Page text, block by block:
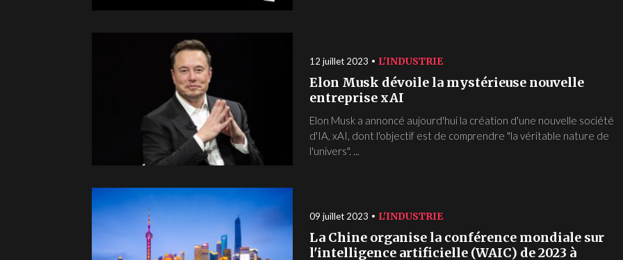
12 juillet 2023 L'INDUSTRIE
Elon Musk dévoile la mystérieuse nouvelle
entreprise xAI
Elon Musk a annoncé aujourd'hui la création d'une nouvelle société
d'IA, xAI, dont l'objectif est de comprendre "la véritable nature de
l'univers". ...
09 juillet 2023 L'INDUSTRIE
La Chine organise la conférence mondiale sur
l'intelligence artificielle (WAIC) de 2023 à